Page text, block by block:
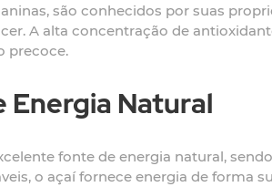
são conhecidos por suas
A alta concentração de
precoce.
Energia Natural
fonte de energia natural,
o açaí fornece energia de forma